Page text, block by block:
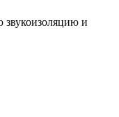
звукоизоляцию и